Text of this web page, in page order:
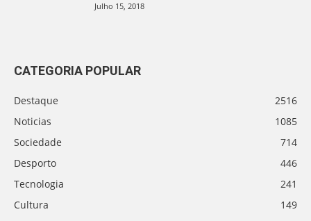
Julho 15, 2018
CATEGORIA POPULAR
Destaque
2516
Noticias
1085
Sociedade
714
Desporto
446
Tecnologia
241
Cultura
149